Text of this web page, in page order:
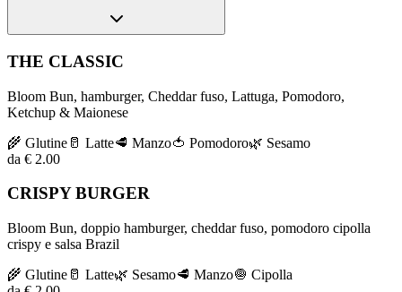
THE CLASSIC
Bloom Bun, hamburger, Cheddar fuso, Lattuga, Pomodoro,
Ketchup & Maionese
🌾 Glutine 🥛 Latte🥩 Manzo🍅 Pomodoro🌿 Sesamo
da € 2.00
CRISPY BURGER
Bloom Bun, doppio hamburger, cheddar fuso, pomodoro cipolla
crispy e salsa Brazil
🌾 Glutine 🥛 Latte🌿 Sesamo🥩 Manzo🧅 Cipolla